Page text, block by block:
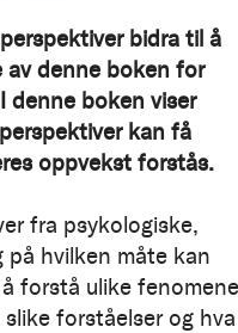
bidra til å
denne boken for
I denne boken viser
kan få
oppvekst forstås.
fra psykologiske,
på hvilken måte kan
forstå ulike
forståelser og hva